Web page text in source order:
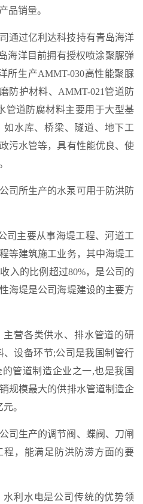
品销量。
通过亿利达科技持有青岛海洋
海洋目前拥有授权喷涂聚脲弹
所生产AMMT-030高性能聚脲
防护材料、AMMT-021管道防
管道防腐材料主要用于大型基
水库、桥梁、隧道、地下工
污水管等，具有性能优良、使
司所生产的水泵可用于防洪防
司主要从事海堤工程、河道工
等建筑施工业务，其中海堤工
入的比例超过80%，是公司的
海堤是公司海堤建设的主要方
主营各类供水、排水管道的研
设备环节;公司是我国制管行
管道制造企业之一,也是我国
规模最大的供排水管道制造企
。
司生产的调节阀、蝶阀、刀闸
，能满足防洪防涝方面的要
水利水电是公司传统的优势领